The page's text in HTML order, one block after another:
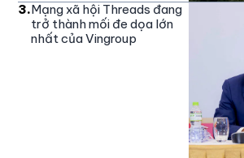
3.Mạng xã hội Threads đang
trở thành mối đe dọa lớn
nhất của Vingroup